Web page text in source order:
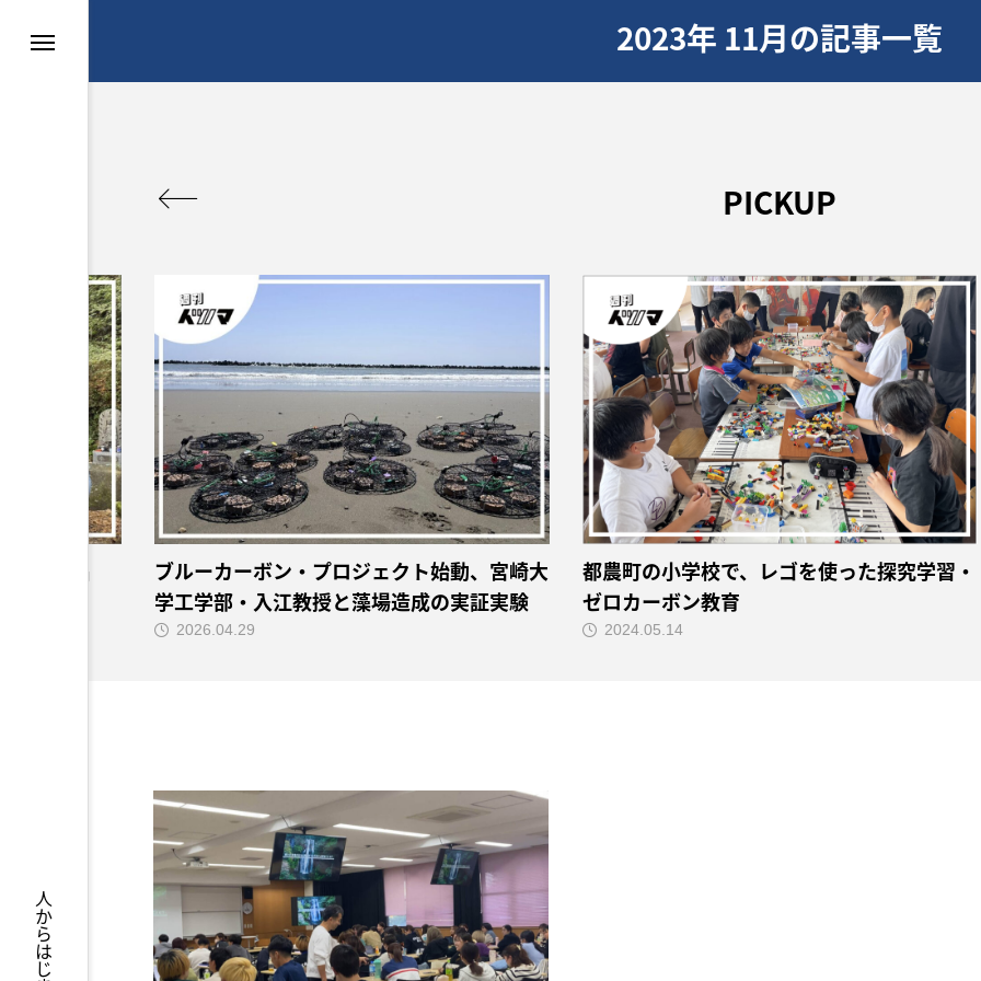
2023年 11月の記事一覧
PICKUP
校生8名
ブルーカーボン・プロジェクト始動、宮崎大
学工学部・入江教授と藻場造成の実証実験
2026.04.29
都農町の小学校で、レゴを使った探究学習・
ゼロカーボン教育
2024.05.14
